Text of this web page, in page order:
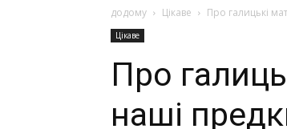
додому Цікаве Про галицькі
Цікаве
Про
наші